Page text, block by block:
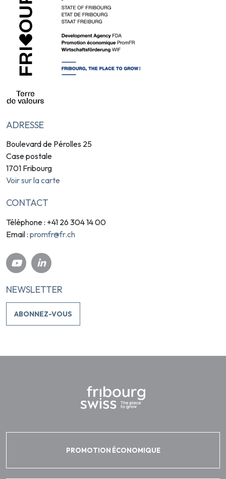
ADRESSE
Boulevard de Pérolles 25
Case postale
1701 Fribourg
Voir sur la carte
CONTACT
Téléphone : +41 26 304 14 00
Email : promfr@fr.ch
NEWSLETTER
ABONNEZ-VOUS
PROMOTION ÉCONOMIQUE